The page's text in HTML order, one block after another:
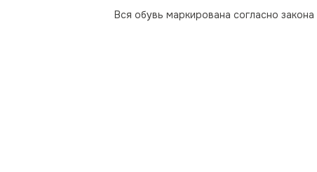
Вся обувь маркирована согласно закона